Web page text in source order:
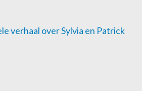
verhaal over Sylvia en Patrick